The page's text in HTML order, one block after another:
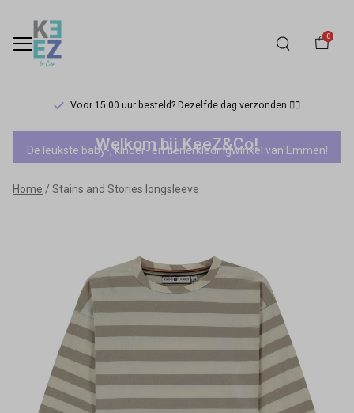
0
Voor 15:00 uur besteld? Dezelfde dag verzonden 🏃‍♀️
Stains
and
Stories
Keez&Co
Welkom bij KeeZ&Co!
De leukste baby-, kinder- en tienerkledingwinkel van Emmen!
Home Stains and Stories longsleeve